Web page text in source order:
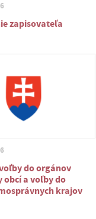
zapisovateľa
do orgánov
obcí a voľby do
krajov